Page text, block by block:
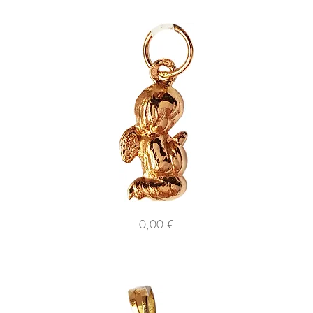
Preço
0,00 €